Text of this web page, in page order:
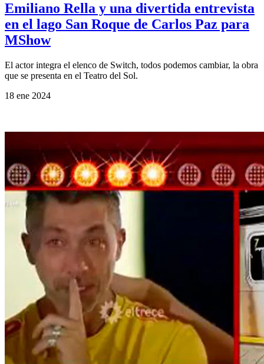
Emiliano Rella y una divertida entrevista
en el lago San Roque de Carlos Paz para
MShow
El actor integra el elenco de Switch, todos podemos cambiar, la obra
que se presenta en el Teatro del Sol.
18 ene 2024